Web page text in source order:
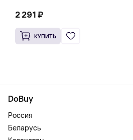
и черники, 30 пакетиков по 5 г
(0,18 унции)
2 291 ₽
КУПИТЬ
DoBuy
Россия
Беларусь